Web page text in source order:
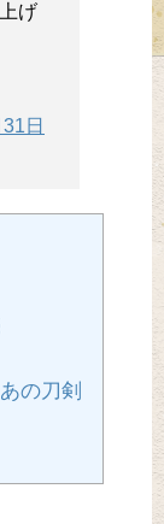
げ
日
の刀剣